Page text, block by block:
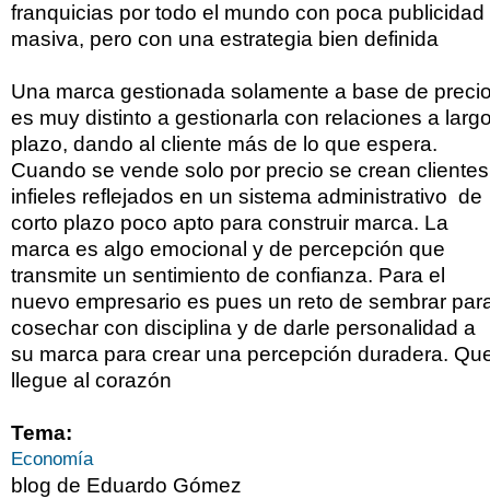
franquicias por todo el mundo con poca publicidad
masiva, pero con una estrategia bien definida
Una marca gestionada solamente a base de
es muy distinto a gestionarla con relaciones a
plazo, dando al cliente más de lo que espera.
Cuando se vende solo por precio se crean clientes
infieles reflejados en un sistema administrativo de
corto plazo poco apto para construir marca. La
marca es algo emocional y de percepción que
transmite un sentimiento de confianza. Para el
nuevo empresario es pues un reto de sembrar
cosechar con disciplina y de darle personalidad a
su marca para crear una percepción duradera.
llegue al corazón
Tema:
Economía
blog de Eduardo Gómez